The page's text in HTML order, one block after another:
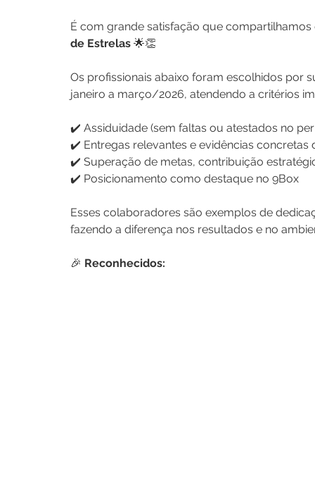
É com grande satisfação que
de Estrelas 🌟👏
Os profissionais abaixo foram escolhidos por
janeiro a março/2026, atendendo a critérios
✔️ Assiduidade (sem faltas ou atestados no
✔️ Entregas relevantes e evidências concretas
✔️ Superação de metas, contribuição
✔️ Posicionamento como destaque no 9Box
Esses colaboradores são exemplos de
fazendo a diferença nos resultados e no
🎉 Reconhecidos: